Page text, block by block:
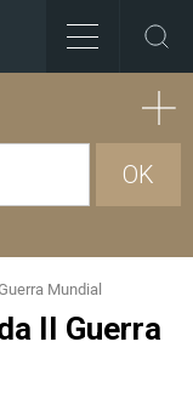
OK
Mundial
II Guerra